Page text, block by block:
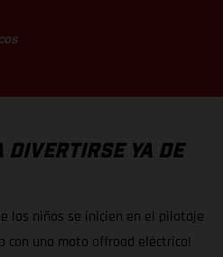
DIVERTIRSE YA DE
los niños se inicien en el pilotaje
con una moto offroad eléctrica!